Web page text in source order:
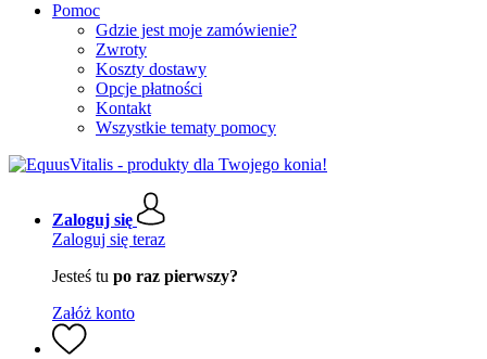
Pomoc
Gdzie jest moje zamówienie?
Zwroty
Koszty dostawy
Opcje płatności
Kontakt
Wszystkie tematy pomocy
Zaloguj się
Zaloguj się teraz
Jesteś tu po raz pierwszy?
Załóż konto